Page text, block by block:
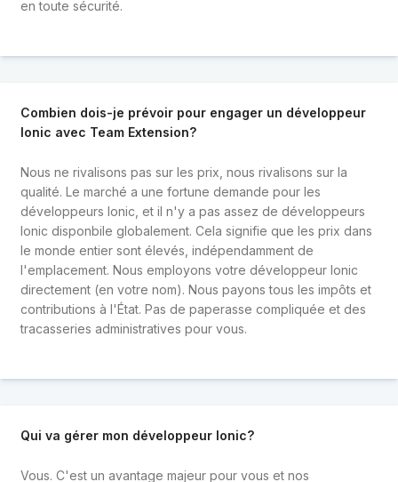
en toute sécurité.
Combien dois-je prévoir pour engager un développeur
Ionic avec Team Extension?
Nous ne rivalisons pas sur les prix, nous rivalisons sur la
qualité. Le marché a une fortune demande pour les
développeurs Ionic, et il n'y a pas assez de développeurs
Ionic disponbile globalement. Cela signifie que les prix dans
le monde entier sont élevés, indépendamment de
l'emplacement. Nous employons votre développeur Ionic
directement (en votre nom). Nous payons tous les impôts et
contributions à l'État. Pas de paperasse compliquée et des
tracasseries administratives pour vous.
Qui va gérer mon développeur Ionic?
Vous. C'est un avantage majeur pour vous et nos